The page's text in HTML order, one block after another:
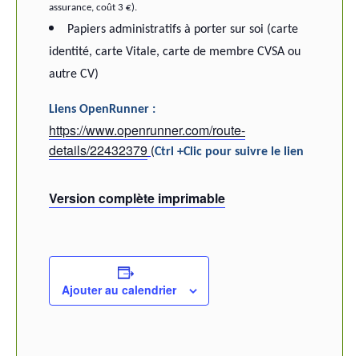
assurance, coût 3 €).
Papiers administratifs à porter sur soi (carte
identité, carte Vitale, carte de membre CVSA ou
autre CV)
Liens OpenRunner :
https://www.openrunner.com/route-
details/22432379 (Ctrl +Clic pour suivre le lien
Version complète imprimable
Ajouter au calendrier